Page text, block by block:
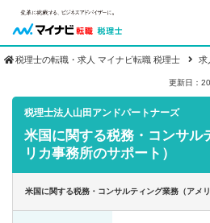
転職お役立ち情報
業界情報
税理士の転職・求人 マイナビ転職 税理士 求
更新日：
税理士法人山田アンドパートナーズ
米国に関する税務・コンサル
リカ事務所のサポート）
米国に関する税務・コンサルティング業務（アメ